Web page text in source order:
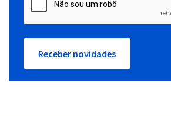
Receber novidades